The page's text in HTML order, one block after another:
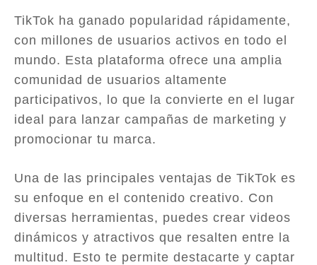
TikTok ha ganado popularidad rápidamente,
con millones de usuarios activos en todo el
mundo. Esta plataforma ofrece una amplia
comunidad de usuarios altamente
participativos, lo que la convierte en el lugar
ideal para lanzar campañas de marketing y
promocionar tu marca.
Una de las principales ventajas de TikTok es
su enfoque en el contenido creativo. Con
diversas herramientas, puedes crear videos
dinámicos y atractivos que resalten entre la
multitud. Esto te permite destacarte y captar